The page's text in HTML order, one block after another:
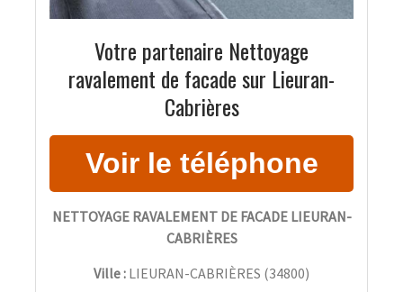
Votre partenaire Nettoyage
ravalement de facade sur Lieuran-
Cabrières
NETTOYAGE RAVALEMENT DE FACADE LIEURAN-
CABRIÈRES
Ville : LIEURAN-CABRIÈRES (34800)